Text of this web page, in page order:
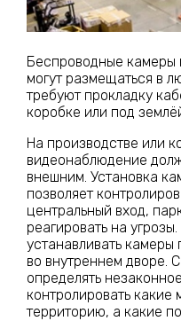
Беспроводные камеры
могут размещаться в
требуют прокладку
коробке или под
На производстве или
видеонаблюдение
внешним. Установка
позволяет
центральный вход,
реагировать на
устанавливать
во внутреннем дворе.
определять
контролировать
территорию, а какие